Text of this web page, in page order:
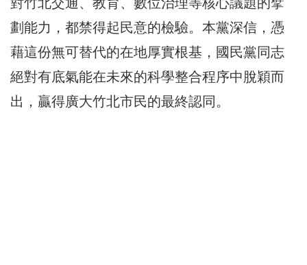
劃能力，都禁得起民意的檢驗。本黨深信，憑
藉這份無可替代的在地厚實根基，國民黨同志
絕對有底氣能在未來的科學整合程序中脫穎而
出，贏得廣大竹北市民的最終認同。